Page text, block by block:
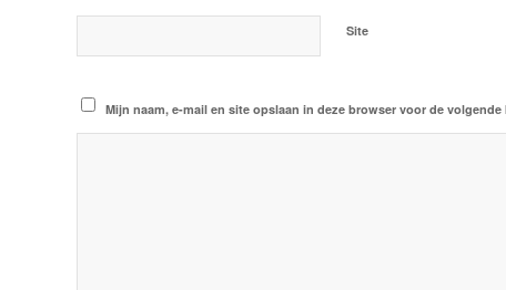
Site
Mijn naam, e-mail en site opslaan in deze browser voor de volgende